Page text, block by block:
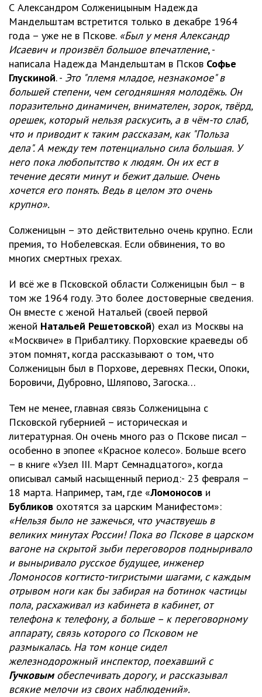
С Александром Солженицыным Надежда
Мандельштам встретится только в декабре 1964
года – уже не в Пскове. «Был у меня Александр
Исаевич и произвёл большое впечатление, -
написала Надежда Мандельштам в Псков Софье
Глускиной. - Это "племя младое, незнакомое" в
большей степени, чем сегодняшняя молодёжь. Он
поразительно динамичен, внимателен, зорок, твёрд,
орешек, который нельзя раскусить, а в чём-то слаб,
что и приводит к таким рассказам, как "Польза
дела". А между тем потенциально сила большая. У
него пока любопытство к людям. Он их ест в
течение десяти минут и бежит дальше. Очень
хочется его понять. Ведь в целом это очень
крупно».
Солженицын – это действительно очень крупно. Если
премия, то Нобелевская. Если обвинения, то во
многих смертных грехах.
И всё же в Псковской области Солженицын был – в
том же 1964 году. Это более достоверные сведения.
Он вместе с женой Натальей (своей первой
женой Натальей Решетовской) ехал из Москвы на
«Москвиче» в Прибалтику. Порховские краеведы об
этом помнят, когда рассказывают о том, что
Солженицын был в Порхове, деревнях Пески, Опоки,
Боровичи, Дубровно, Шляпово, Загоска…
Тем не менее, главная связь Солженицына с
Псковской губернией – историческая и
литературная. Он очень много раз о Пскове писал –
особенно в эпопее «Красное колесо». Больше всего
– в книге «Узел III. Март Семнадцатого», когда
описывал самый насыщенный период:- 23 февраля –
18 марта. Например, там, где «Ломоносов и
Бубликов охотятся за царским Манифестом»:
«Нельзя было не зажечься, что участвуешь в
великих минутах России! Пока во Пскове в царском
вагоне на скрытой зыби переговоров подныривало
и выныривало русское будущее, инженер
Ломоносов когтисто-тигристыми шагами, с каждым
отрывом ноги как бы забирая на ботинок частицы
пола, расхаживал из кабинета в кабинет, от
телефона к телефону, а больше – к переговорному
аппарату, связь которого со Псковом не
размыкалась. На том конце сидел
железнодорожный инспектор, поехавший с
Гучковымобеспечивать дорогу, и рассказывал
всякие мелочи из своих наблюдений».